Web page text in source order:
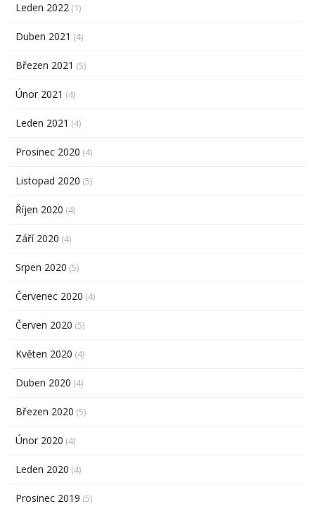
Leden 2022 (1)
Duben 2021 (4)
Březen 2021 (5)
Únor 2021 (4)
Leden 2021 (4)
Prosinec 2020 (4)
Listopad 2020 (5)
Říjen 2020 (4)
Září 2020 (4)
Srpen 2020 (5)
Červenec 2020 (4)
Červen 2020 (5)
Květen 2020 (4)
Duben 2020 (4)
Březen 2020 (5)
Únor 2020 (4)
Leden 2020 (4)
Prosinec 2019 (5)